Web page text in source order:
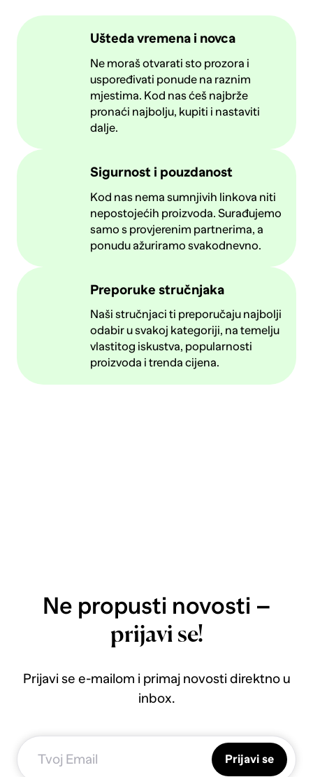
Ušteda vremena i novca
Ne moraš otvarati sto prozora i
uspoređivati ponude na raznim
mjestima. Kod nas ćeš najbrže
pronaći najbolju, kupiti i nastaviti
dalje.
Sigurnost i pouzdanost
Kod nas nema sumnjivih linkova niti
nepostojećih proizvoda. Surađujemo
samo s provjerenim partnerima, a
ponudu ažuriramo svakodnevno.
Preporuke stručnjaka
Naši stručnjaci ti preporučaju najbolji
odabir u svakoj kategoriji, na temelju
vlastitog iskustva, popularnosti
proizvoda i trenda cijena.
Ne propusti novosti –
prijavi se!
Prijavi se e-mailom i primaj novosti direktno u
inbox.
Prijavi se